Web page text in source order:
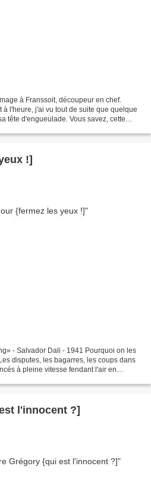
à Franssoit, découpeur en chef.
à l'heure, j'ai vu tout de suite que quelque
tête d'engueulade. Vous savez, cette
!]
- Salvador Dali - 1941 Pourquoi on les
disputes, les bagarres, les coups dans
à pleine vitesse fendant l'air en
l'innocent ?]